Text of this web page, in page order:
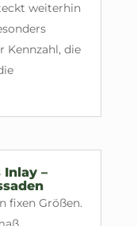
weiterhin
Kennzahl, die
–
fixen Größen.